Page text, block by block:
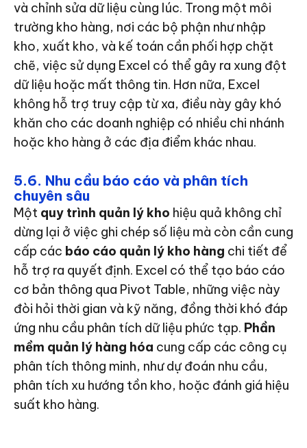
và chỉnh sửa dữ liệu cùng lúc. Trong một môi
trường kho hàng, nơi các bộ phận như nhập
kho, xuất kho, và kế toán cần phối hợp chặt
chẽ, việc sử dụng Excel có thể gây ra xung đột
dữ liệu hoặc mất thông tin. Hơn nữa, Excel
không hỗ trợ truy cập từ xa, điều này gây khó
khăn cho các doanh nghiệp có nhiều chi nhánh
hoặc kho hàng ở các địa điểm khác nhau.
5.6. Nhu cầu báo cáo và phân tích
chuyên sâu
Một quy trình quản lý kho hiệu quả không chỉ
dừng lại ở việc ghi chép số liệu mà còn cần cung
cấp các báo cáo quản lý kho hàng chi tiết để
hỗ trợ ra quyết định. Excel có thể tạo báo cáo
cơ bản thông qua Pivot Table, những việc này
đòi hỏi thời gian và kỹ năng, đồng thời khó đáp
ứng nhu cầu phân tích dữ liệu phức tạp. Phần
mềm quản lý hàng hóa cung cấp các công cụ
phân tích thông minh, như dự đoán nhu cầu,
phân tích xu hướng tồn kho, hoặc đánh giá hiệu
suất kho hàng.